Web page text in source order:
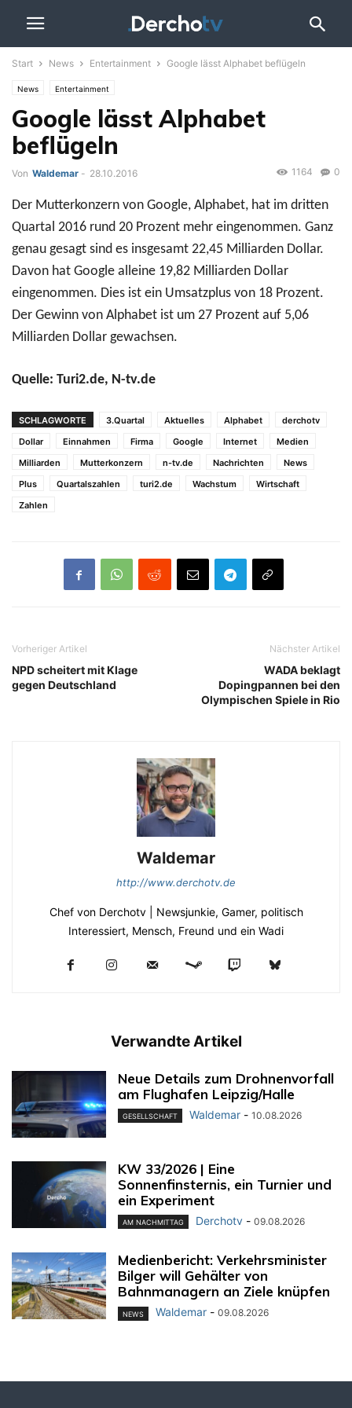
Start News Entertainment Google lässt Alphabet beflügeln
News Entertainment
Google lässt Alphabet
beflügeln
Von Waldemar - 28.10.2016 0
1164
Der Mutterkonzern von Google, Alphabet, hat im dritten
Quartal 2016 rund 20 Prozent mehr eingenommen. Ganz
genau gesagt sind es insgesamt 22,45 Milliarden Dollar.
Davon hat Google alleine 19,82 Milliarden Dollar
eingenommen. Dies ist ein Umsatzplus von 18 Prozent.
Der Gewinn von Alphabet ist um 27 Prozent auf 5,06
Milliarden Dollar gewachsen.
Quelle: Turi2.de, N-tv.de
SCHLAGWORTE 3.Quartal Aktuelles Alphabet
derchotv
Dollar
Einnahmen Firma Google Internet
Medien
Milliarden
Mutterkonzern n-tv.de Nachrichten
News
Plus
Quartalszahlen turi2.de Wachstum
Wirtschaft
Zahlen
Vorheriger Artikel
NPD scheitert mit Klage
gegen Deutschland
Nächster Artikel
WADA beklagt
Dopingpannen bei den
Olympischen Spiele in Rio
Waldemar
http://www.derchotv.de
Chef von Derchotv | Newsjunkie, Gamer, politisch
Interessiert, Mensch, Freund und ein Wadi
Verwandte Artikel
Neue Details zum Drohnenvorfall
am Flughafen Leipzig/Halle
GESELLSCHAFT Waldemar - 10.08.2026
KW 33/2026 | Eine
Sonnenfinsternis, ein Turnier und
ein Experiment
AM NACHMITTAG Derchotv - 09.08.2026
Medienbericht: Verkehrsminister
Bilger will Gehälter von
Bahnmanagern an Ziele knüpfen
NEWS Waldemar - 09.08.2026